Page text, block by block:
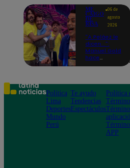
ME
CAIGO
DE
RISA
06 de
agosto
2026
"A Peláez le
dicen...":
Manuel Gold
hace
de contar el
chiste
Política
Lima
Deportes
Mundo
Perú
Te ayudo
Tendencias
Espectáculos
Política
APP